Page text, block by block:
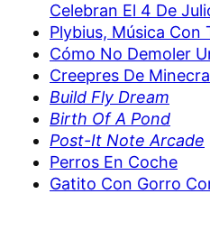
Celebran El 4 De
Plybius, Música Con
Cómo No Demoler
Creepres De
Build Fly Dream
Birth Of A Pond
Post-It Note Arcade
Perros En Coche
Gatito Con Gorro